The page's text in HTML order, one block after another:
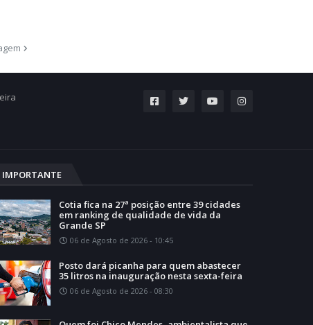
IMPORTANTE
Cotia fica na 27ª posição entre 39 cidades
em ranking de qualidade de vida da
Grande SP
06 de Agosto de 2026 - 10:45
Posto dará picanha para quem abastecer
35 litros na inauguração nesta sexta-feira
06 de Agosto de 2026 - 08:30